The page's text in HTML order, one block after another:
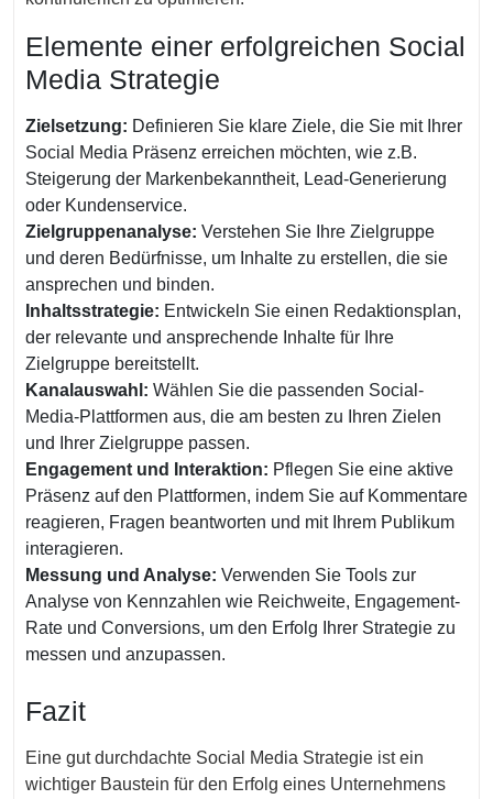
Elemente einer erfolgreichen Social
Media Strategie
Zielsetzung: Definieren Sie klare Ziele, die Sie mit Ihrer
Social Media Präsenz erreichen möchten, wie z.B.
Steigerung der Markenbekanntheit, Lead-Generierung
oder Kundenservice.
Zielgruppenanalyse: Verstehen Sie Ihre Zielgruppe
und deren Bedürfnisse, um Inhalte zu erstellen, die sie
ansprechen und binden.
Inhaltsstrategie: Entwickeln Sie einen Redaktionsplan,
der relevante und ansprechende Inhalte für Ihre
Zielgruppe bereitstellt.
Kanalauswahl: Wählen Sie die passenden Social-
Media-Plattformen aus, die am besten zu Ihren Zielen
und Ihrer Zielgruppe passen.
Engagement und Interaktion: Pflegen Sie eine aktive
Präsenz auf den Plattformen, indem Sie auf Kommentare
reagieren, Fragen beantworten und mit Ihrem Publikum
interagieren.
Messung und Analyse: Verwenden Sie Tools zur
Analyse von Kennzahlen wie Reichweite, Engagement-
Rate und Conversions, um den Erfolg Ihrer Strategie zu
messen und anzupassen.
Fazit
Eine gut durchdachte Social Media Strategie ist ein
wichtiger Baustein für den Erfolg eines Unternehmens